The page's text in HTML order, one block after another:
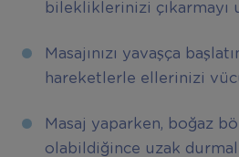
bilekliklerinizi çıkarmayı
Masajınızı yavaşça
hareketlerle ellerinizi
Masaj yaparken, boğaz
olabildiğince uzak